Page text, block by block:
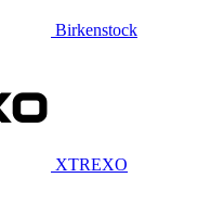
Birkenstock
XTREXO